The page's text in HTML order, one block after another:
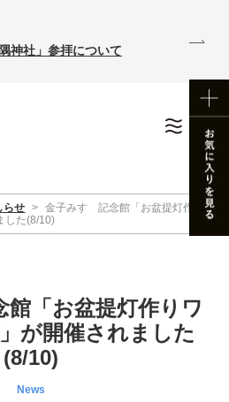
神社」参拝について
らせ > 金子みすゞ記念館「お盆提灯作り
した(8/10)
館「お盆提灯作りワ
が開催されました
(8/10)
News